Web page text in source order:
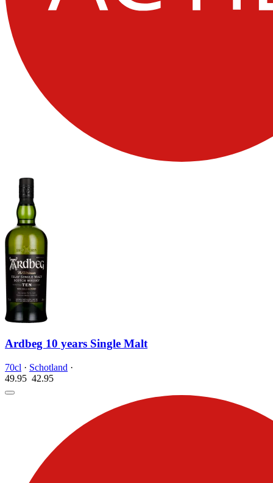
Ardbeg 10 years Single Malt
70cl · Schotland ·
49.95 42.95